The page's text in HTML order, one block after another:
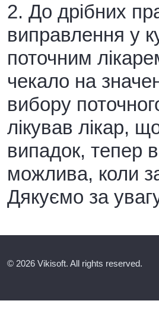
2. До дрібних
виправлення у
поточним
чекало на
вибору
лікував лікар,
випадок, тепер
можлива, коли
Дякуємо за
© 2026 Vikisoft. All rights reserved.